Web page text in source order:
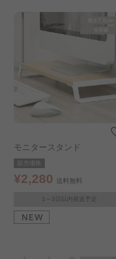
モニタースタンド
販売価格
¥2,280 送料無料
1～3日以内発送予定